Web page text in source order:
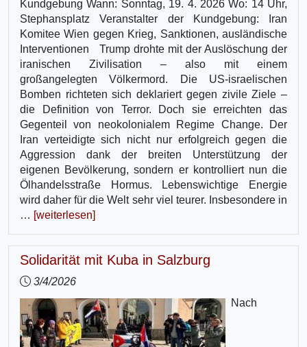
Kundgebung Wann: Sonntag, 19. 4. 2026 Wo: 14 Uhr,
Stephansplatz Veranstalter der Kundgebung: Iran
Komitee Wien gegen Krieg, Sanktionen, ausländische
Interventionen Trump drohte mit der Auslöschung der
iranischen Zivilisation – also mit einem
großangelegten Völkermord. Die US-israelischen
Bomben richteten sich deklariert gegen zivile Ziele –
die Definition von Terror. Doch sie erreichten das
Gegenteil von neokolonialem Regime Change. Der
Iran verteidigte sich nicht nur erfolgreich gegen die
Aggression dank der breiten Unterstützung der
eigenen Bevölkerung, sondern er kontrolliert nun die
Ölhandelsstraße Hormus. Lebenswichtige Energie
wird daher für die Welt sehr viel teurer. Insbesondere in
… [weiterlesen]
Solidarität mit Kuba in Salzburg
3/4/2026
Nach